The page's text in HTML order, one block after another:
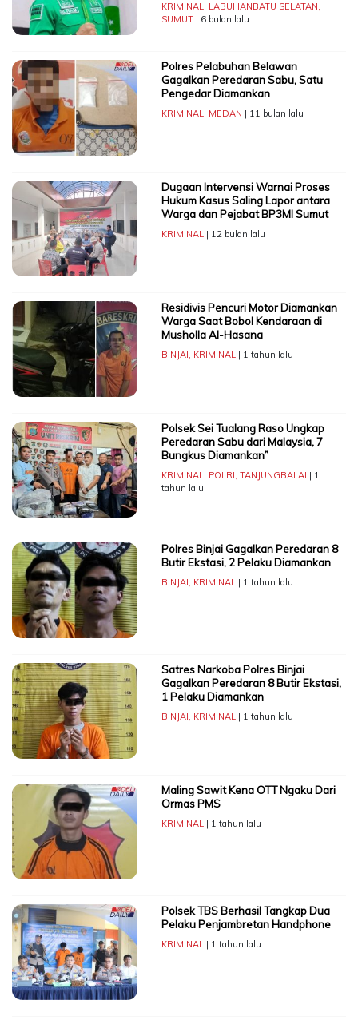
KRIMINAL, LABUHANBATU SELATAN,
SUMUT| 6 bulan lalu
Polres Pelabuhan Belawan
Gagalkan Peredaran Sabu, Satu
Pengedar Diamankan
KRIMINAL, MEDAN | 11 bulan lalu
Dugaan Intervensi Warnai Proses
Hukum Kasus Saling Lapor antara
Warga dan Pejabat BP3MI Sumut
KRIMINAL| 12 bulan lalu
Residivis Pencuri Motor Diamankan
Warga Saat Bobol Kendaraan di
Musholla Al-Hasana
BINJAI, KRIMINAL| 1 tahun lalu
Polsek Sei Tualang Raso Ungkap
Peredaran Sabu dari Malaysia, 7
Bungkus Diamankan”
KRIMINAL, POLRI, TANJUNGBALAI | 1
tahun lalu
Polres Binjai Gagalkan Peredaran 8
Butir Ekstasi, 2 Pelaku Diamankan
BINJAI, KRIMINAL| 1 tahun lalu
Satres Narkoba Polres Binjai
Gagalkan Peredaran 8 Butir Ekstasi,
1 Pelaku Diamankan
BINJAI, KRIMINAL| 1 tahun lalu
Maling Sawit Kena OTT Ngaku Dari
Ormas PMS
KRIMINAL| 1 tahun lalu
Polsek TBS Berhasil Tangkap Dua
Pelaku Penjambretan Handphone
KRIMINAL| 1 tahun lalu